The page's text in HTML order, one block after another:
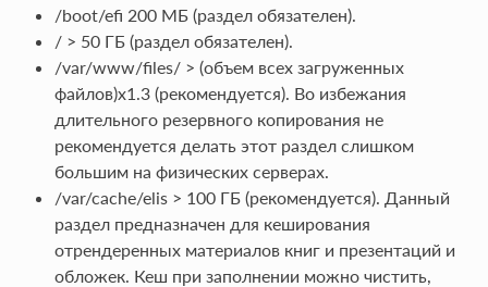
/boot/efi 200 MБ (раздел обязателен).
/ > 50 ГБ (раздел обязателен).
/var/www/files/ > (объем всех загруженных
файлов)x1.3 (рекомендуется). Во избежания
длительного резервного копирования не
рекомендуется делать этот раздел слишком
большим на физических серверах.
/var/cache/elis > 100 ГБ (рекомендуется). Данный
раздел предназначен для кеширования
отрендеренных материалов книг и презентаций и
обложек. Кеш при заполнении можно чистить,